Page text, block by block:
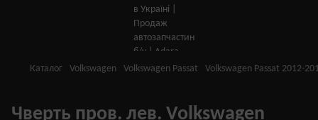
Каталог Volkswagen Volkswagen Passat Volkswagen Passat 2012-
Чверть пров. лев. Volkswagen